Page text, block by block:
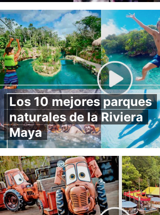
Los 10 mejores parques
naturales de la Riviera
Maya